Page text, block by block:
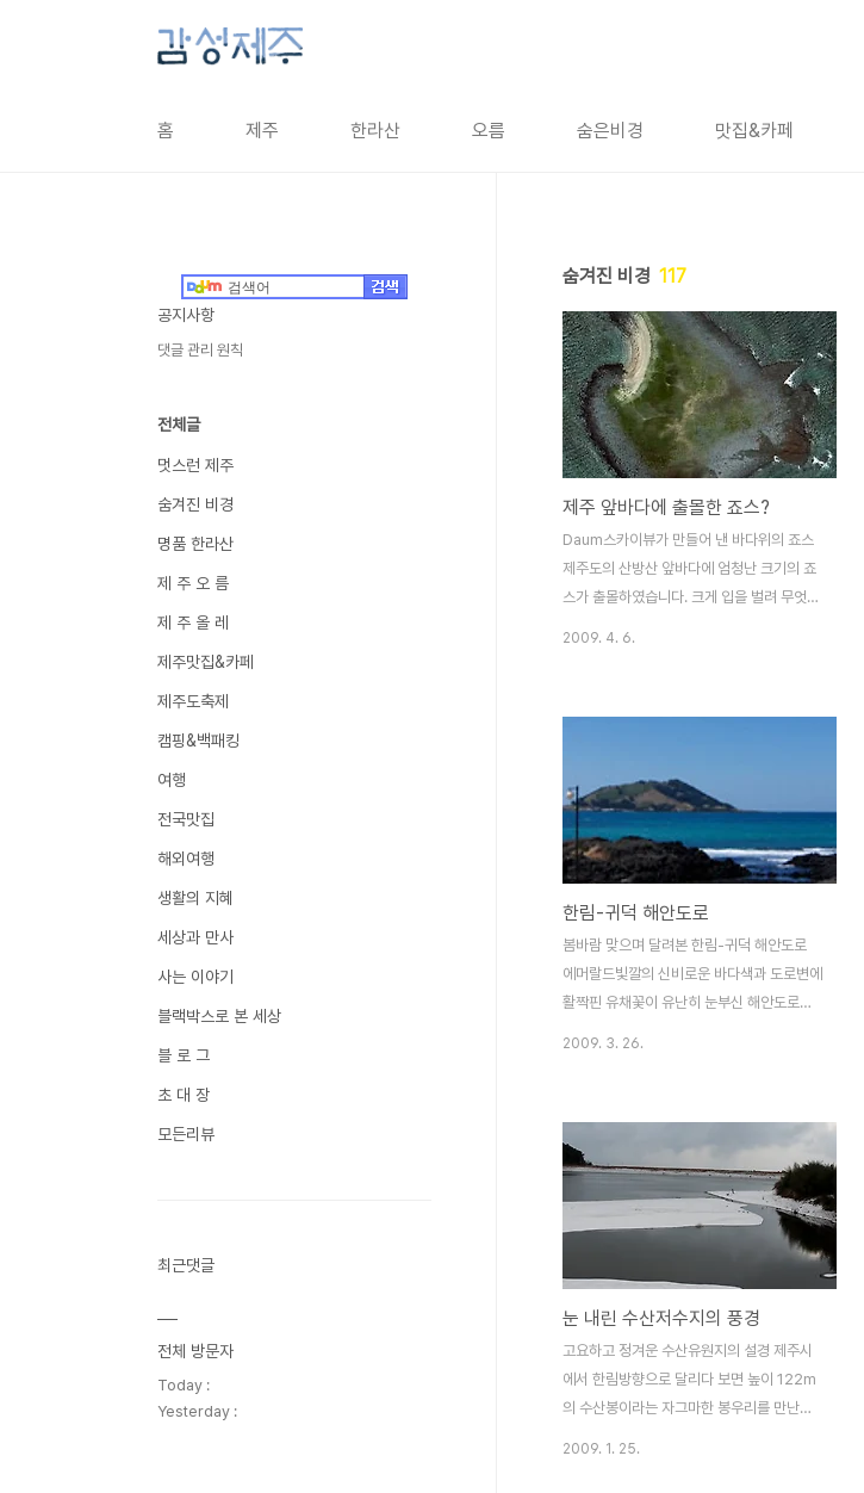
홈 제주 한라산 오름 숨은비경 맛집&카페
숨겨진 비경 117
제주 앞바다에 출몰한 죠스?
Daum스카이뷰가 만들어 낸 바다위의 죠스
제주도의 산방산 앞바다에 엄청난 크기의 죠
스가 출몰하였습니다. 크게 입을 벌려 무엇인
사이에 있는 형제섬입니다. 아가리를 벌리고
하얀 입속을 드러낸 채 뭍을 향해 헤엄치는
상어의 모습을 하고 있습니다. 등부위에는 지
느러미까지도 신기하게 생겨난 모습인데요,
입속의 하얀부분은 바로 형제섬의 자랑인 모
래사장입니다. 정말 아담하게 생긴 모래사장
이지만 하늘에서 보니 흉측한 상어의 아가리
입니다. 형제 해안로에서 바라 본..
2009. 4. 6.
한림-귀덕 해안도로
봄바람 맞으며 달려본 한림-귀덕 해안도로
에머랄드빛깔의 신비로운 바다색과 도로변에
활짝핀 유채꽃이 유난히 눈부신 해안도로를
소한 해안도로입니다. 다른 곳의 해안도로에
비하여 비교적 짧은 거리에 한림쪽에서 해안
도로로 진입하기가 까다로운 탓일겁니다. 도
내의 해안도로 중 김녕-동복 해안도로 다음
으로 가장 짧은 이 해안도로는 마음 놓고 악
셀을 밟을 수 없을 정도로 꼬불꼬불한 도로가
특징입니다. 거리가 짧은 만큼 천천히 음미하
며 풍광을 만끽하라는 뜻이겠지요 산들산들
불어오는 봄바람이 어느덧 시원하다고 느껴
지는 이계절 길가에는 유채꽃이 만발하여 ..
2009. 3. 26.
눈 내린 수산저수지의 풍경
고요하고 정겨운 수산유원지의 설경 제주시
에서 한림방향으로 달리다 보면 높이 122m
의 수산봉이라는 자그마한 봉우리를 만난다.
2009. 1. 25.
공지사항
댓글 관리 원칙
전체글
멋스런 제주
숨겨진 비경
명품 한라산
제 주 오 름
제 주 올 레
제주맛집&카페
제주도축제
캠핑&백패킹
여행
전국맛집
해외여행
생활의 지혜
세상과 만사
사는 이야기
블랙박스로 본 세상
블 로 그
초 대 장
모든리뷰
최근댓글
전체 방문자
Today :
Yesterday :